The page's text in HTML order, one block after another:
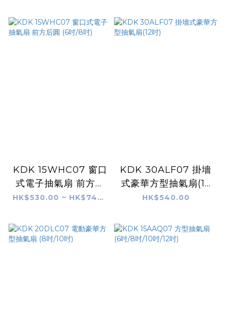
KDK 15WHC07 窗口
式電子抽氣扇 前方后
圓 (6吋/8吋)
HK$530.00 ~ HK$740.00
KDK 30ALF07 掛墻
式豪華方型抽氣扇(12
吋)
HK$540.00